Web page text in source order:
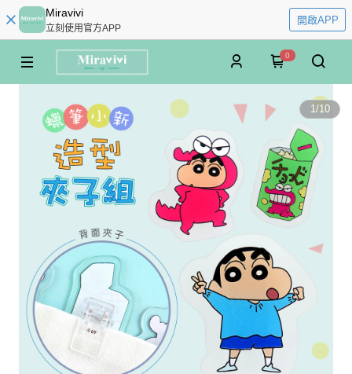
Miravivi
立刻使用官方APP
開啟APP
0
1/10